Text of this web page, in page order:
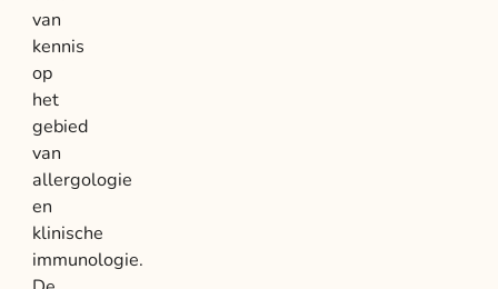
van
kennis
op
het
gebied
van
allergologie
en
klinische
immunologie.